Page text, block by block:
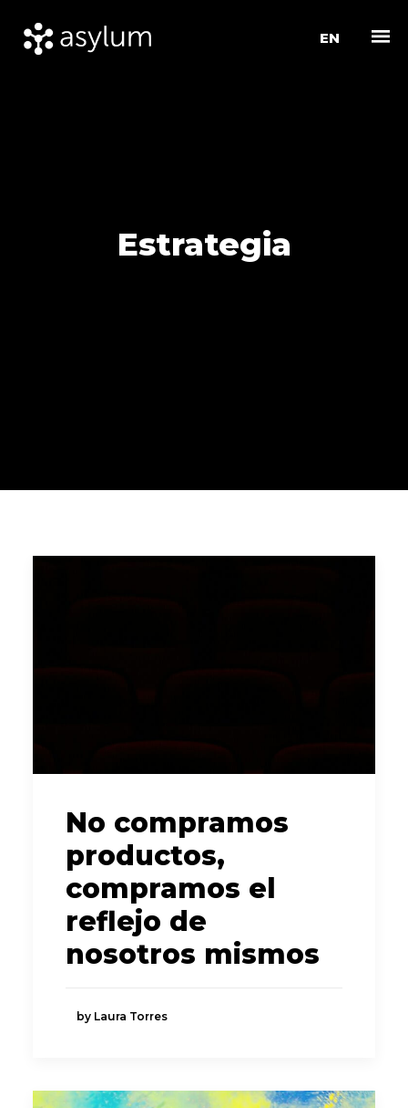
EN
Estrategia
No compramos
productos,
compramos el
reflejo de
nosotros mismos
by Laura Torres